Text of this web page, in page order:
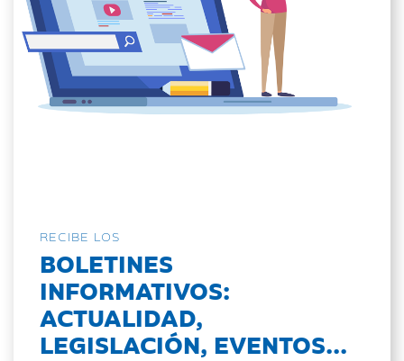
RECIBE LOS
BOLETINES
INFORMATIVOS:
ACTUALIDAD,
LEGISLACIÓN, EVENTOS...